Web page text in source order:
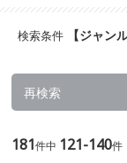
検索条件【ジャン
再検索
181件中 121-140件